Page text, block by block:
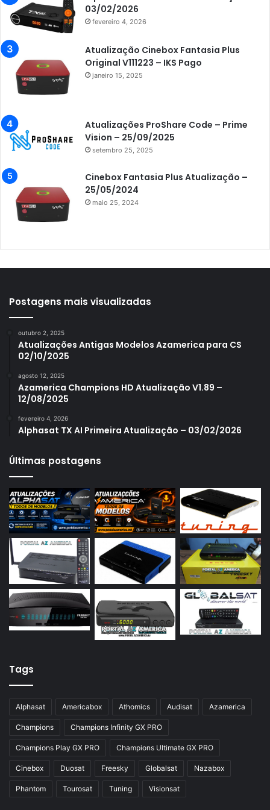
Azamerica Champions
Azamerica Champions IPTV
Azamerica Extremo IPTV
Azamerica F92 Plus
Azamerica Gold
Azamerica i7 IPTV
Azamerica King
Azamerica King GX PRO
Azamerica King IPTV
Azamerica Mobi
Azamerica S1005
Azamerica S1006 Plus
Azamerica S1007 New
Azamerica S1007 Plus
Azamerica S1009
Azamerica S2005
Azamerica S2010
Azamerica S2015
Azamerica S922
Azamerica S922 Mini
Azamerica S928
Azamerica Silver
Azamerica Silver GX PRO
Azamerica Silver IPTV
Azbox Like
Azfox
Azgold
Azplus
Azsat
03/02/2026
fevereiro 4, 2026
Atualização Cinebox Fantasia Plus
Original V111223 – IKS Pago
janeiro 15, 2025
Atualizações ProShare Code – Prime
Vision – 25/09/2025
setembro 25, 2025
Cinebox Fantasia Plus Atualização –
25/05/2024
maio 25, 2024
Postagens mais visualizadas
outubro 2, 2025
Atualizações Antigas Modelos Azamerica para CS
02/10/2025
agosto 12, 2025
Azamerica Champions HD Atualização V1.89 –
12/08/2025
fevereiro 4, 2026
Alphasat TX AI Primeira Atualização – 03/02/2026
Últimas postagens
Tags
Alphasat Americabox Athomics Audisat Azamerica
Champions Champions Infinity GX PRO
Champions Play GX PRO Champions Ultimate GX PRO
Cinebox Duosat Freesky Globalsat Nazabox
Phantom Tourosat Tuning Visionsat